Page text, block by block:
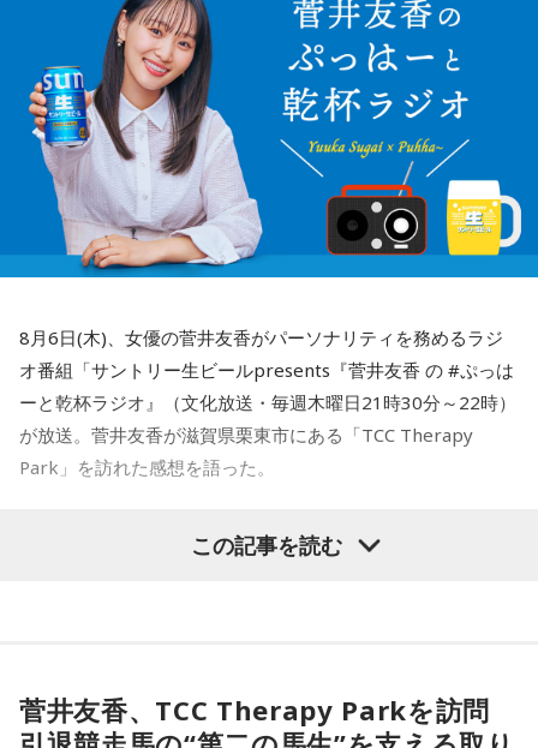
月曜の放送をradikoで聴く
火曜の放送をradikoで聴く
水曜の放送をradikoで聴く
木曜の放送をradikoで聴く
あなたの生活に気づきと目覚めをもたらす “アーリー” モーニ
ング・プログラム。
メッセージは番組公式LINEから！
＜8月11日(火)のTOPICS＞
まだまだ間に合う夏の旅行計画！
航空・旅行アナリストの鳥海高太朗さんをゲストにお得旅行
情報をお届けします
＜8月12日(水)のTOPICS＞
アーリー選曲✕アナログタロウの初コラボ！
放送1400回記念！
オールアーリー選曲✕アナログタロウの初コラボ！
相談室
有馬隼人
8月6日(木)、女優の菅井友香がパーソナリティを務めるラジ
オ番組「サントリー生ビールpresents『菅井友香 の #ぷっは
ーと乾杯ラジオ』（文化放送・毎週木曜日21時30分～22時）
が放送。菅井友香が滋賀県栗東市にある「TCC Therapy
Park」を訪れた感想を語った。
この記事を読む
菅井友香、TCC Therapy Parkを訪問